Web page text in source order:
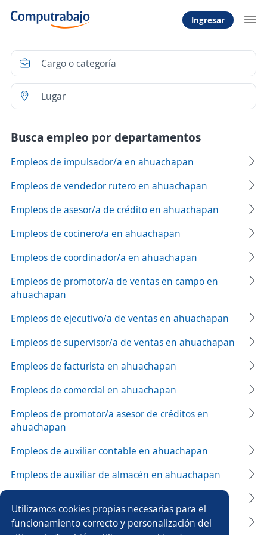
Utilizamos cookies propias necesarias para el
funcionamiento correcto y personalización del
Ingresar
Busca empleo por departamentos
Empleos de impulsador/a en ahuachapan
Empleos de vendedor rutero en ahuachapan
Empleos de asesor/a de crédito en ahuachapan
Empleos de cocinero/a en ahuachapan
Empleos de coordinador/a en ahuachapan
Empleos de promotor/a de ventas en campo en
ahuachapan
Empleos de ejecutivo/a de ventas en ahuachapan
Empleos de supervisor/a de ventas en ahuachapan
Empleos de facturista en ahuachapan
Empleos de comercial en ahuachapan
Empleos de promotor/a asesor de créditos en
ahuachapan
Empleos de auxiliar contable en ahuachapan
Empleos de auxiliar de almacén en ahuachapan
Empleos de auxiliar operativo en ahuachapan